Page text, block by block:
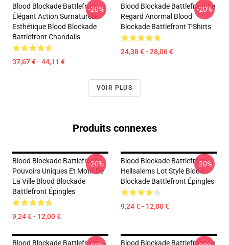
Blood Blockade Battlefront
Élégant Action Surnaturelle
Esthétique Blood Blockade
Battlefront Chandails
37,67 € - 44,11 €
-20%
Blood Blockade Battlefront Le
Regard Anormal Blood
Blockade Battlefront T-Shirts
24,38 € - 28,06 €
-20%
VOIR PLUS
Produits connexes
Blood Blockade Battlefront
Pouvoirs Uniques Et Motif De
La Ville Blood Blockade
Battlefront Épingles
9,24 € - 12,00 €
-20%
Blood Blockade Battlefront
Hellsalems Lot Style Blood
Blockade Battlefront Épingles
9,24 € - 12,00 €
-20%
Blood Blockade Battlefront
Blood Blockade Battlefront Le